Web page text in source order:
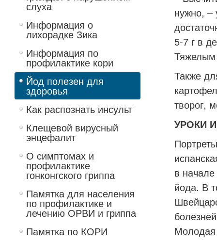
слуха
Информация о
лихорадке Зика
Информация по
профилактике кори
Йод полезен для
здоровья
Как распознать инсульт
Клещевой вирусный
энцефалит
О симптомах и
профилактике
гонконгского гриппа
Памятка для населения
по профилактике и
лечению ОРВИ и гриппа
Памятка по КОРИ
нужно, –
5-7 г в
Тяжелым
Также
творог,
УРОКИ
в
йода. В
Молодая